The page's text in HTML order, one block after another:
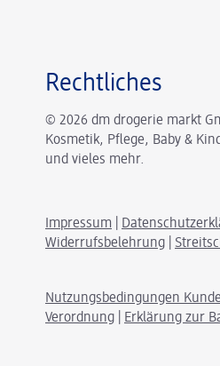
Rechtliches
© 2026 dm drogerie markt
Kosmetik, Pflege, Baby &
und vieles mehr.
Impressum
Widerrufsbelehrung
Nutzungsbedingungen
Verordnung
Erklärung zur